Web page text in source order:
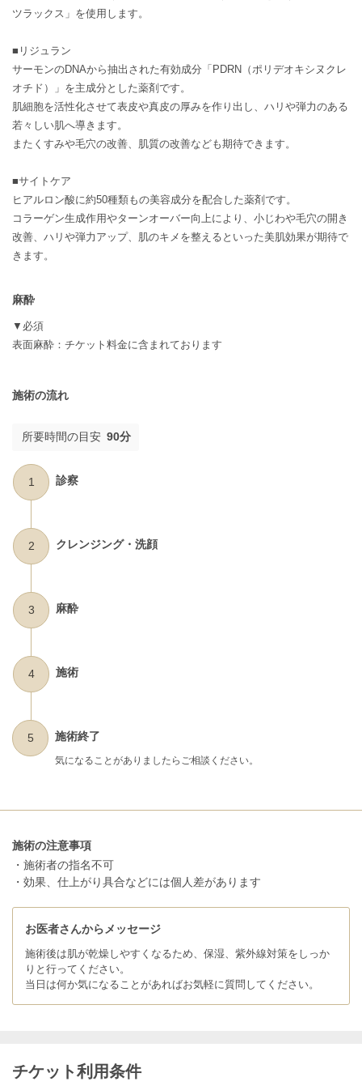
ツラックス」を使用します。
■リジュラン
サーモンのDNAから抽出された有効成分「PDRN（ポリデオキシヌクレ
オチド）」を主成分とした薬剤です。
肌細胞を活性化させて表皮や真皮の厚みを作り出し、ハリや弾力のある
若々しい肌へ導きます。
またくすみや毛穴の改善、肌質の改善なども期待できます。
■サイトケア
ヒアルロン酸に約50種類もの美容成分を配合した薬剤です。
コラーゲン生成作用やターンオーバー向上により、小じわや毛穴の開き
改善、ハリや弾力アップ、肌のキメを整えるといった美肌効果が期待で
きます。
麻酔
▼必須
表面麻酔：チケット料金に含まれております
施術の流れ
所要時間の目安 90分
1 診察
2 クレンジング・洗顔
3 麻酔
4 施術
5 施術終了
気になることがありましたらご相談ください。
施術の注意事項
・施術者の指名不可
・効果、仕上がり具合などには個人差があります
お医者さんからメッセージ
施術後は肌が乾燥しやすくなるため、保湿、紫外線対策をしっか
りと行ってください。
当日は何か気になることがあればお気軽に質問してください。
チケット利用条件